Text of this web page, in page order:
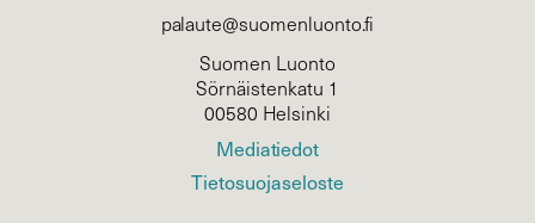
palaute@suomenluonto.fi
Suomen Luonto
Sörnäistenkatu 1
00580 Helsinki
Mediatiedot
Tietosuojaseloste